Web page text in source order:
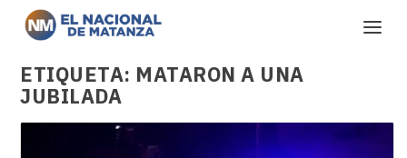
ETIQUETA: MATARON A UNA
JUBILADA